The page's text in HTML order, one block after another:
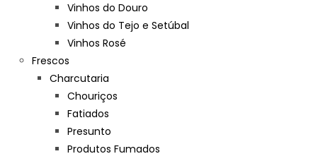
Vinhos do Douro
Vinhos do Tejo e Setúbal
Vinhos Rosé
Frescos
Charcutaria
Chouriços
Fatiados
Presunto
Produtos Fumados